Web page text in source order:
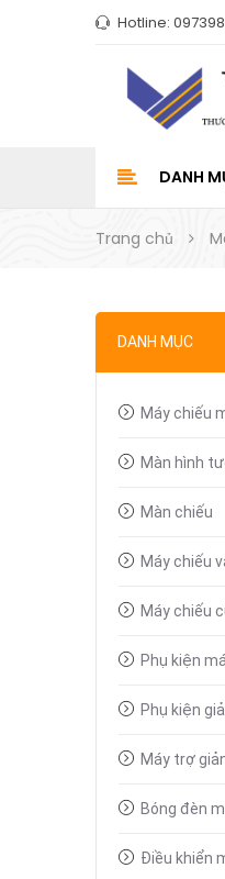
Hotline:
DANH
Trang chủ
DANH MỤC
Máy chiếu
Màn hình
Màn chiếu
Máy chiếu
Máy chiếu
Phụ kiện
Phụ kiện
Máy trợ
Bóng đèn
Điều khiển